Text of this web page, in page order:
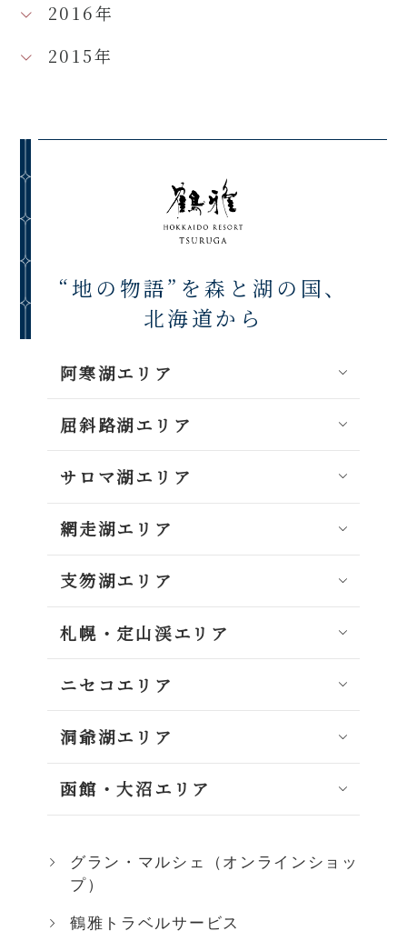
2016年
2015年
“地の物語”を森と湖の国、
北海道から
阿寒湖エリア
屈斜路湖エリア
サロマ湖エリア
網走湖エリア
支笏湖エリア
札幌・定山渓エリア
ニセコエリア
洞爺湖エリア
函館・大沼エリア
グラン・マルシェ（オンラインショッ
プ）
鶴雅トラベルサービス